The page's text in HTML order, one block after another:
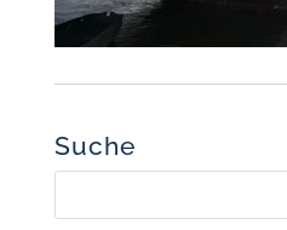
Suche